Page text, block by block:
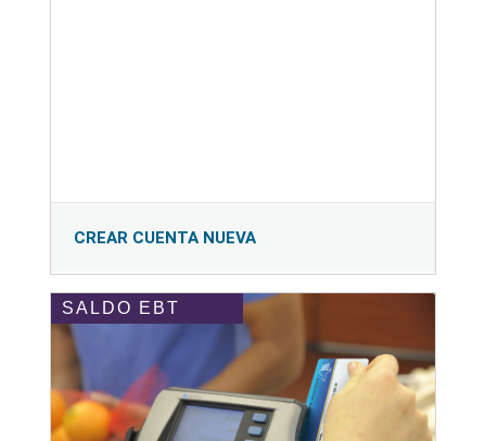
CREAR CUENTA NUEVA
SALDO EBT